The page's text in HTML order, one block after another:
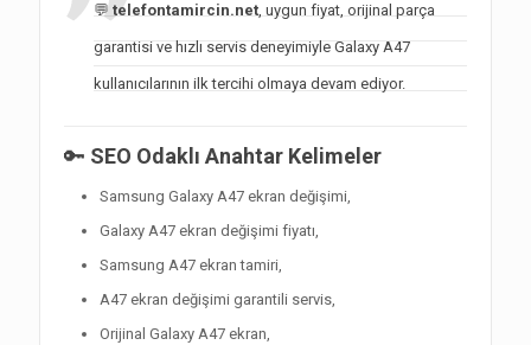
💬 telefontamircin.net, uygun fiyat, orijinal parça
garantisi ve hızlı servis deneyimiyle Galaxy A47
kullanıcılarının ilk tercihi olmaya devam ediyor.
🔑 SEO Odaklı Anahtar Kelimeler
Samsung Galaxy A47 ekran değişimi,
Galaxy A47 ekran değişimi fiyatı,
Samsung A47 ekran tamiri,
A47 ekran değişimi garantili servis,
Orijinal Galaxy A47 ekran,